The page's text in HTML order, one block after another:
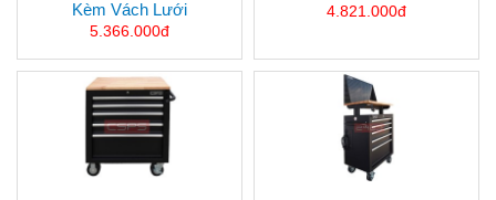
Kèm Vách Lưới
5.366.000đ
4.821.000đ